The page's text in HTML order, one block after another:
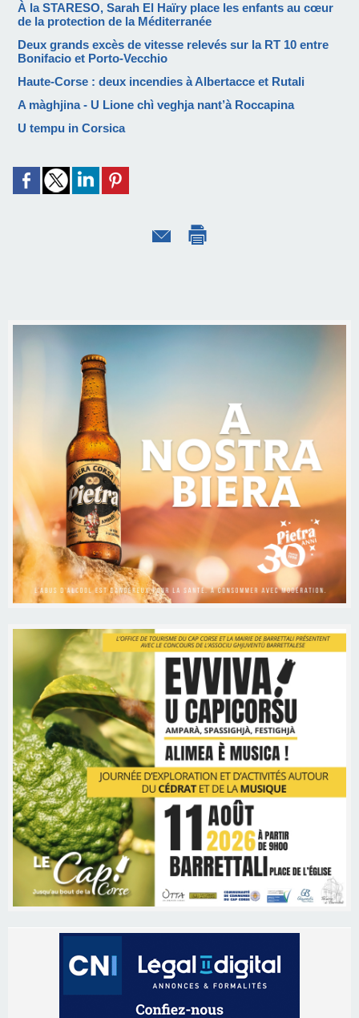
À la STARESO, Sarah El Haïry place les enfants au cœur
de la protection de la Méditerranée
Deux grands excès de vitesse relevés sur la RT 10 entre
Bonifacio et Porto-Vecchio
Haute-Corse : deux incendies à Albertacce et Rutali
A màghjina - U Lione chì veghja nant’à Roccapina
U tempu in Corsica